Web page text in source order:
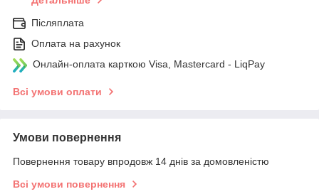
Післяплата
Оплата на рахунок
Онлайн-оплата карткою Visa, Mastercard - LiqPay
Всі умови оплати
Умови повернення
Повернення товару впродовж 14 днів за домовленістю
Всі умови повернення